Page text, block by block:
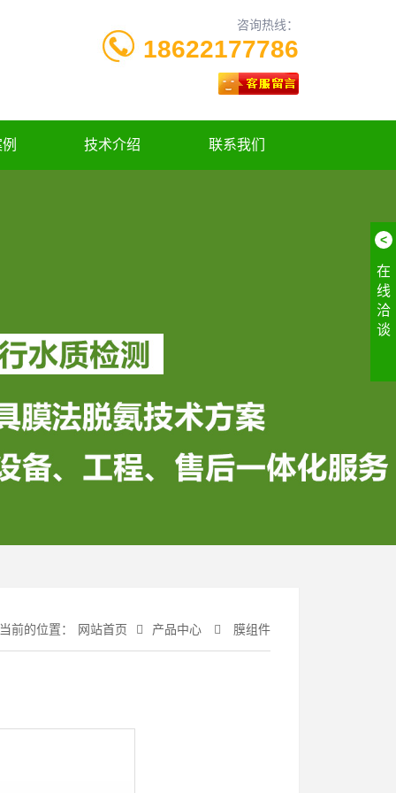
咨询热线：
18622177786
技术介绍 联系我们
前的位置： 网站首页 产品中心 膜组件
<
在
线
洽
谈